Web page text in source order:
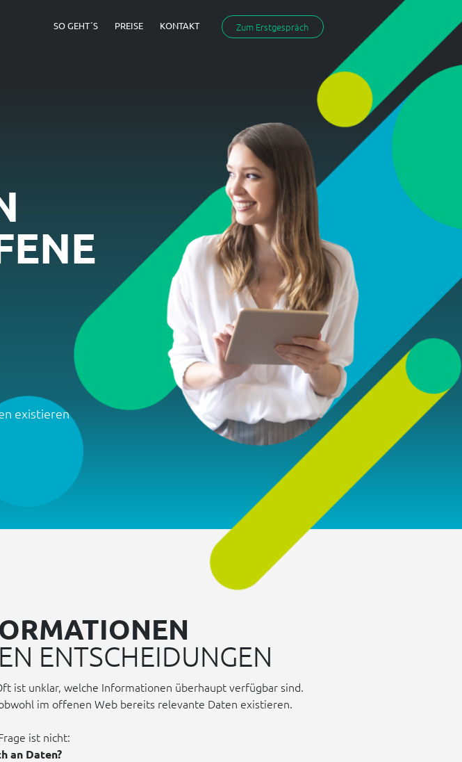
Zum Erstgespräch
SO GEHT´S PREISE KONTAKT
existieren
ENTSCHEIDUNGEN
ist unklar, welche Informationen überhaupt verfügbar sind.
im offenen Web bereits relevante Daten existieren.
ist nicht:
an Daten?